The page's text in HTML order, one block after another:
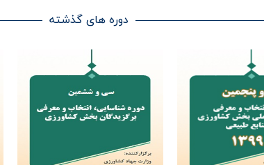
دوره های گذشته